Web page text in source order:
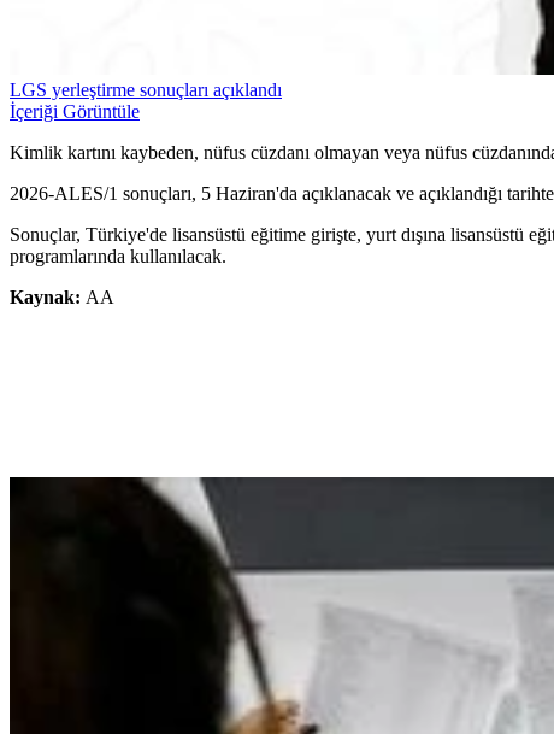
LGS yerleştirme sonuçları açıklandı
İçeriği Görüntüle
Kimlik kartını kaybeden, nüfus cüzdanı olmayan veya nüfus
2026-ALES/1 sonuçları, 5 Haziran'da açıklanacak ve açıklandığı
Sonuçlar, Türkiye'de lisansüstü eğitime girişte, yurt dışına lisansüstü
programlarında kullanılacak.
Kaynak: AA